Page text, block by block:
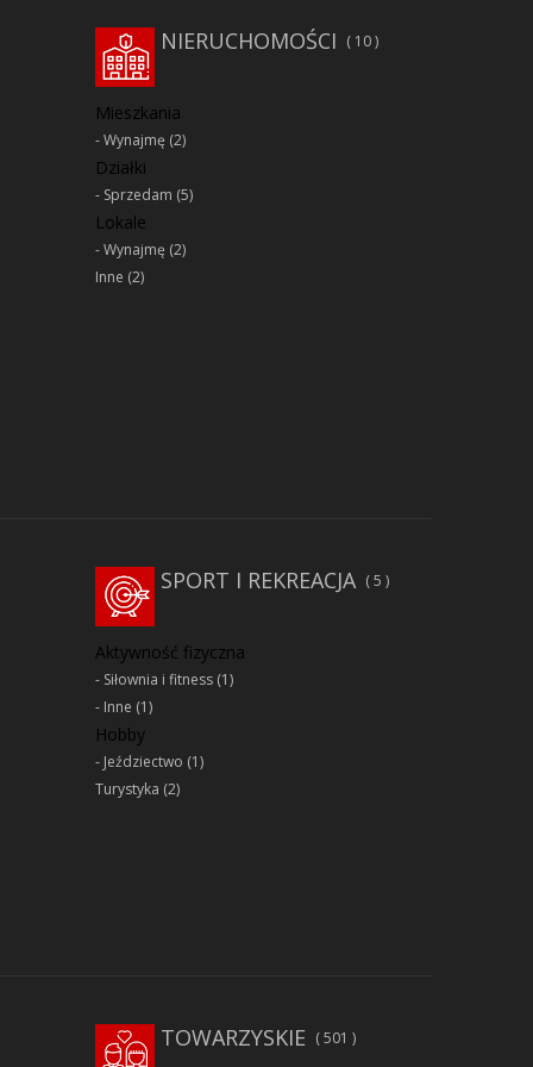
NIERUCHOMOŚCI 10
Mieszkania
Wynajmę (2)
Działki
Sprzedam (5)
Lokale
Wynajmę (2)
Inne (2)
SPORT I REKREACJA 5
Aktywność fizyczna
Siłownia i fitness(1)
Inne (1)
Hobby
Jeździectwo (1)
Turystyka (2)
TOWARZYSKIE 501